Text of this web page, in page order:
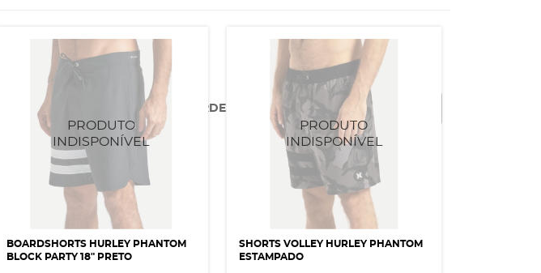
ORDENAR POR Menor Preço
BOARDSHORTS HURLEY PHANTOM
BLOCK PARTY 18" PRETO
SHORTS VOLLEY HURLEY PHANTOM
ESTAMPADO